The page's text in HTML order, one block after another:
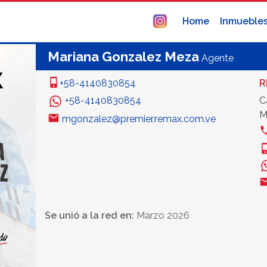
Home
Mariana Gonzalez Meza Agente
+58-4140830854
+58-4140830854
mgonzalez@premier.remax.com.ve
Se unió a la red en: Marzo 2026